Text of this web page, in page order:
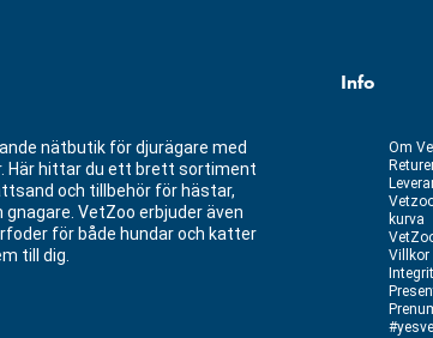
nätbutik för djurägare med
Här hittar du ett brett sortiment
och tillbehör för hästar,
gnagare. VetZoo erbjuder även
för både hundar och katter
till dig.
Info
Om
kurva
Villkor